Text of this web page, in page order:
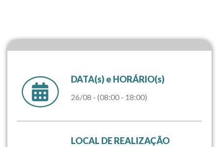
DATA(s) e HORÁRIO(s)
26/08 - (08:00 - 18:00)
LOCAL DE REALIZAÇÃO